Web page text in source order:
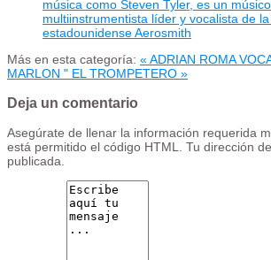
música como Steven Tyler, es un
multiinstrumentista líder y vocalista de
estadounidense Aerosmith
Más en esta categoría: « ADRIAN ROMA
MARLON " EL TROMPETERO »
Deja un comentario
Asegúrate de llenar la información requerida
está permitido el código HTML. Tu dirección
publicada.